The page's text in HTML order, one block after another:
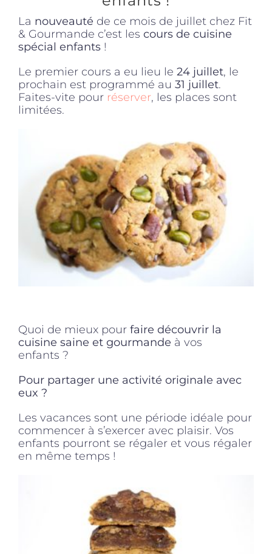
Produits sains
Click and collect
Traiteur
Accessoires
Offres
La nouveauté de ce mois de juillet chez Fit
& Gourmande c’est les cours de cuisine
spécial enfants !
Le premier cours a eu lieu le 24 juillet, le
prochain est programmé au 31 juillet.
Faites-vite pour réserver, les places sont
limitées.
Quoi de mieux pour faire découvrir la
cuisine saine et gourmande à vos
enfants ?
Pour partager une activité originale avec
eux ?
Les vacances sont une période idéale pour
commencer à s’exercer avec plaisir. Vos
enfants pourront se régaler et vous régaler
en même temps !